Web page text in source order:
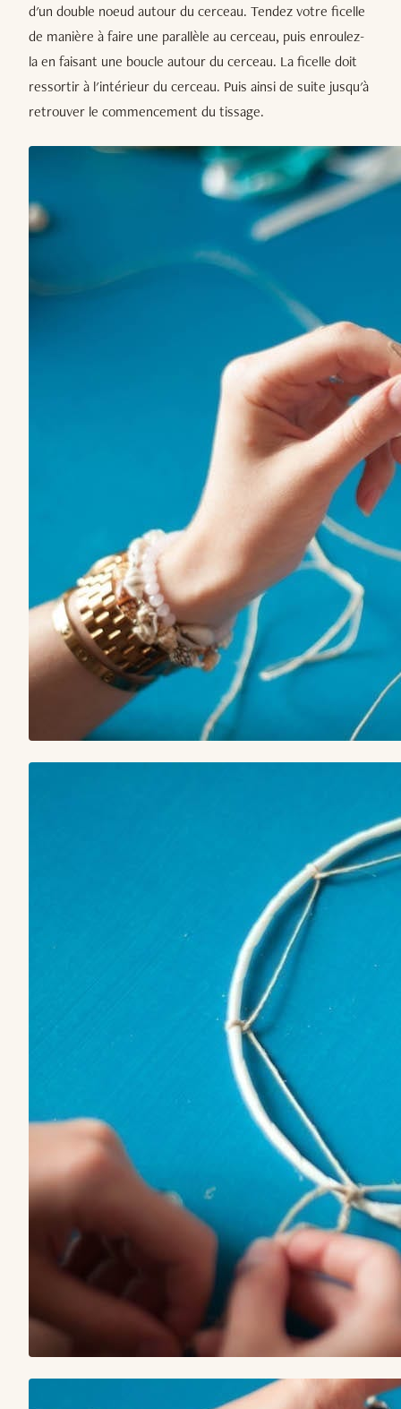
d'un double noeud autour du cerceau. Tendez votre ficelle
de manière à faire une parallèle au cerceau, puis enroulez-
la en faisant une boucle autour du cerceau. La ficelle doit
ressortir à l'intérieur du cerceau. Puis ainsi de suite jusqu'à
retrouver le commencement du tissage.